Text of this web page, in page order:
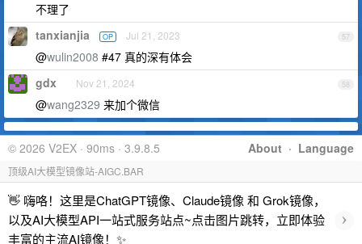
不理了
57
tanxianjia OP Jul 21, 2023
@wulin2008 #47 真的深有体会
58
gdx Nov 21, 2024
@wang2329 来加个微信
About · Language
© 2026 V2EX · 90ms · 3.9.8.5
顶级AI大模型镜像站-AIGC.BAR
👋 嗨咯！这里是ChatGPT镜像、Claude镜像 和 Grok镜像，
以及AI大模型API一站式服务站点~点击图片跳转，立即体验
丰富的主流AI镜像！✨
›